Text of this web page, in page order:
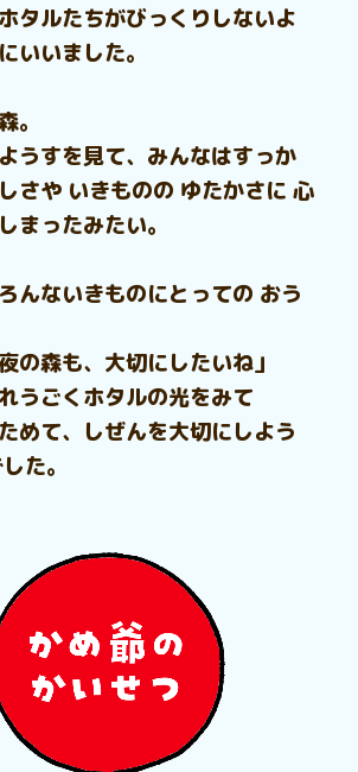
タルたちがびっくりしないよ
いいました。
。
うすを見て、みんなはすっか
さや いきものの ゆたかさに 心
まったみたい。
んないきものにとっての おう
の森も、大切にしたいね」
うごくホタルの光をみて
めて、しぜんを大切にしよう
た。